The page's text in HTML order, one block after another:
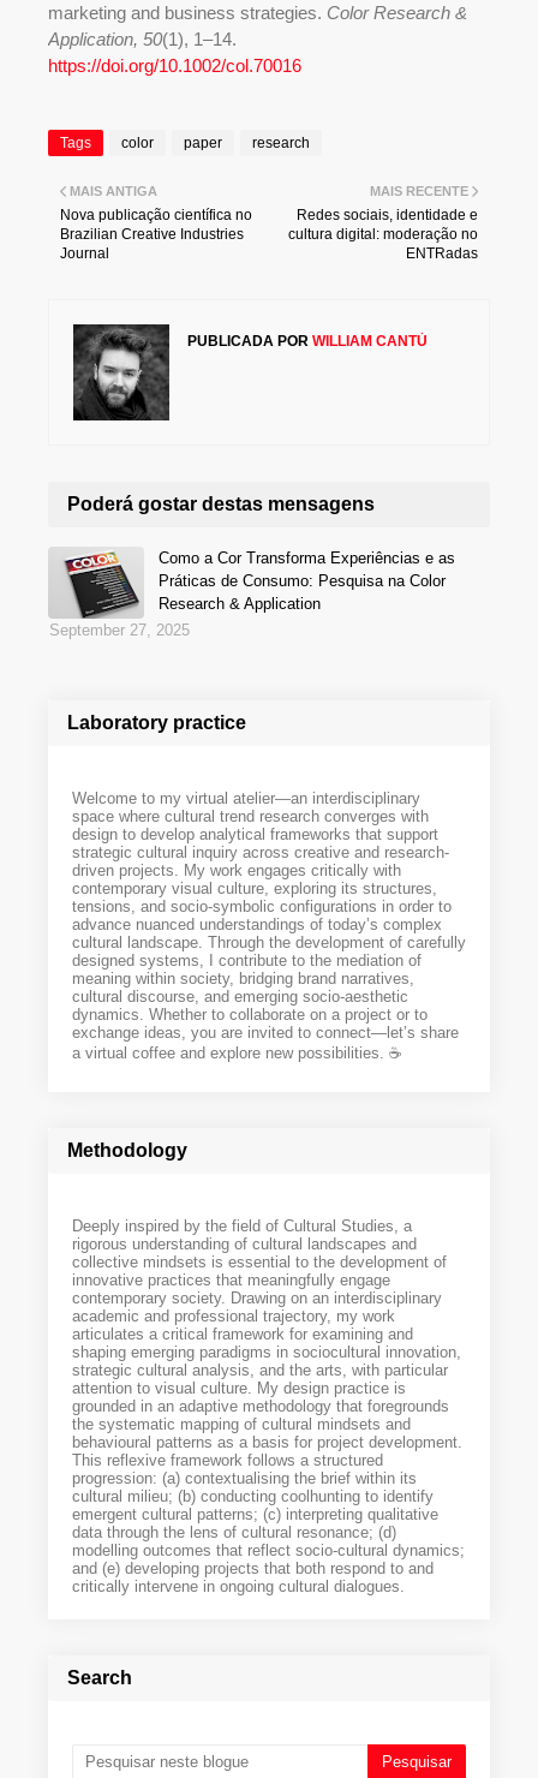
marketing and business strategies. Color Research &
Application, 50(1), 1–14.
https://doi.org/10.1002/col.70016
Tags color paper research
MAIS RECENTE
Redes sociais, identidade e
cultura digital: moderação no
ENTRadas
MAIS ANTIGA
Nova publicação científica no
Brazilian Creative Industries
Journal
PUBLICADA POR WILLIAM CANTÚ
Poderá gostar destas mensagens
Como a Cor Transforma Experiências e as
Práticas de Consumo: Pesquisa na Color
Research & Application
September 27, 2025
Laboratory practice
Welcome to my virtual atelier—an interdisciplinary
space where cultural trend research converges with
design to develop analytical frameworks that support
strategic cultural inquiry across creative and research-
driven projects. My work engages critically with
contemporary visual culture, exploring its structures,
tensions, and socio-symbolic configurations in order to
advance nuanced understandings of today’s complex
cultural landscape. Through the development of carefully
designed systems, I contribute to the mediation of
meaning within society, bridging brand narratives,
cultural discourse, and emerging socio-aesthetic
dynamics. Whether to collaborate on a project or to
exchange ideas, you are invited to connect—let’s share
a virtual coffee and explore new possibilities. ☕️
Methodology
Deeply inspired by the field of Cultural Studies, a
rigorous understanding of cultural landscapes and
collective mindsets is essential to the development of
innovative practices that meaningfully engage
contemporary society. Drawing on an interdisciplinary
academic and professional trajectory, my work
articulates a critical framework for examining and
shaping emerging paradigms in sociocultural innovation,
strategic cultural analysis, and the arts, with particular
attention to visual culture. My design practice is
grounded in an adaptive methodology that foregrounds
the systematic mapping of cultural mindsets and
behavioural patterns as a basis for project development.
This reflexive framework follows a structured
progression: (a) contextualising the brief within its
cultural milieu; (b) conducting coolhunting to identify
emergent cultural patterns; (c) interpreting qualitative
data through the lens of cultural resonance; (d)
modelling outcomes that reflect socio-cultural dynamics;
and (e) developing projects that both respond to and
critically intervene in ongoing cultural dialogues.
Search